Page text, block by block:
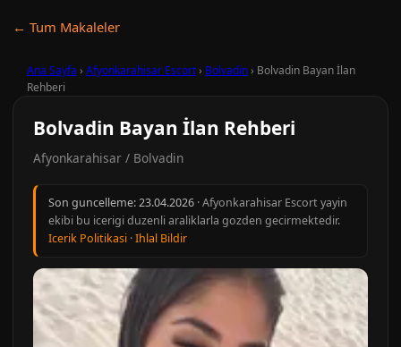
← Tum Makaleler
Ana Sayfa › Afyonkarahisar Escort› Bolvadin› Bolvadin Bayan İlan
Rehberi
Bolvadin Bayan İlan Rehberi
Afyonkarahisar / Bolvadin
Son guncelleme:23.04.2026 · Afyonkarahisar Escort yayin
ekibi bu icerigi duzenli araliklarla gozden gecirmektedir.
Icerik Politikasi ·Ihlal Bildir